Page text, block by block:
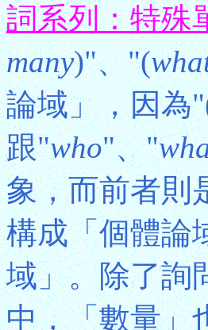
詞系列：特殊
many)"、"(
論域」，因為
跟"who"、"
象，而前者則
構成「個體論
域」。除了詢
中，「數量」